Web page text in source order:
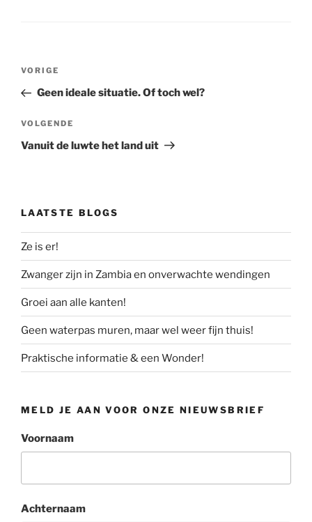
Bericht
Vorig
bericht
VORIGE
Geen ideale situatie. Of toch wel?
Volgend
bericht
VOLGENDE
Vanuit de luwte het land uit
LAATSTE BLOGS
Ze is er!
Zwanger zijn in Zambia en onverwachte wendingen
Groei aan alle kanten!
Geen waterpas muren, maar wel weer fijn thuis!
Praktische informatie & een Wonder!
MELD JE AAN VOOR ONZE NIEUWSBRIEF
Voornaam
Achternaam